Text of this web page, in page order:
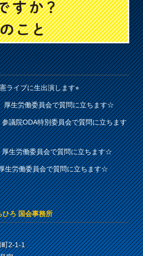
ライブに生出演します⭐︎
厚生労働委員会で質問に立ちます☆
議院ODA特別委員会で質問に立ちます
生労働委員会で質問に立ちます☆
生労働委員会で質問に立ちます☆
ひろ 国会事務所
町2-1-1